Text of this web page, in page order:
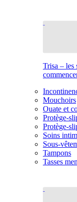
Trisa – les
Mouchoirs
Ouate et
Protège-
Protège-
Soins
Sous-
Tampons
Tasses